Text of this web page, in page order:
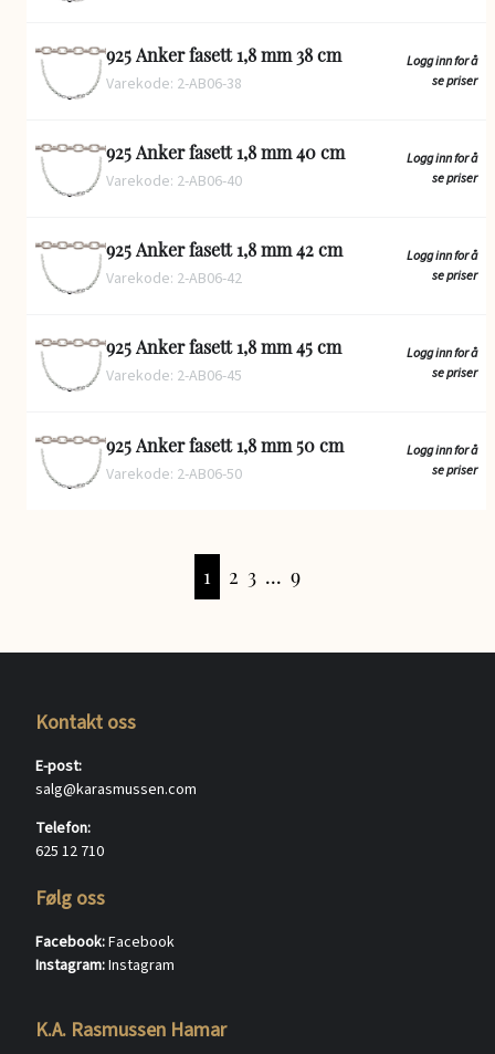
925 Anker fasett 1,8 mm 38 cm
Varekode: 2-AB06-38
Logg inn for å
se priser
925 Anker fasett 1,8 mm 40 cm
Varekode: 2-AB06-40
Logg inn for å
se priser
925 Anker fasett 1,8 mm 42 cm
Varekode: 2-AB06-42
Logg inn for å
se priser
925 Anker fasett 1,8 mm 45 cm
Varekode: 2-AB06-45
Logg inn for å
se priser
925 Anker fasett 1,8 mm 50 cm
Varekode: 2-AB06-50
Logg inn for å
se priser
1 2 3 ... 9
Kontakt oss
E-post:
salg@karasmussen.com
Telefon:
625 12 710
Følg oss
Facebook:Facebook
Instagram:Instagram
K.A. Rasmussen Hamar